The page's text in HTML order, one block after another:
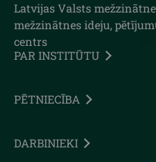
Latvijas Valsts
mežzinātnes ideju,
centrs
PAR INSTITŪTU
PĒTNIECĪBA
DARBINIEKI